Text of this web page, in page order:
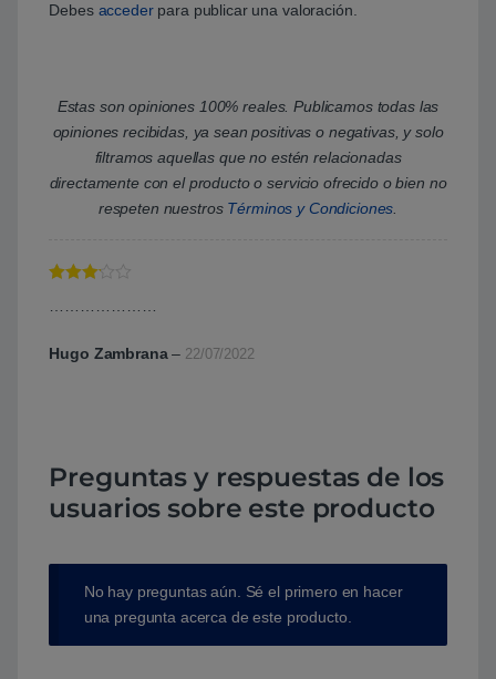
Debes accederpara publicar una valoración.
Estas son opiniones 100% reales. Publicamos todas las
opiniones recibidas, ya sean positivas o negativas, y solo
filtramos aquellas que no estén relacionadas
directamente con el producto o servicio ofrecido o bien no
respeten nuestros Términos y Condiciones.
o con3
…………………
Hugo Zambrana– 22/07/2022
Preguntas y respuestas de los
usuarios sobre este producto
No hay preguntas aún. Sé el primero en hacer
una pregunta acerca de este producto.